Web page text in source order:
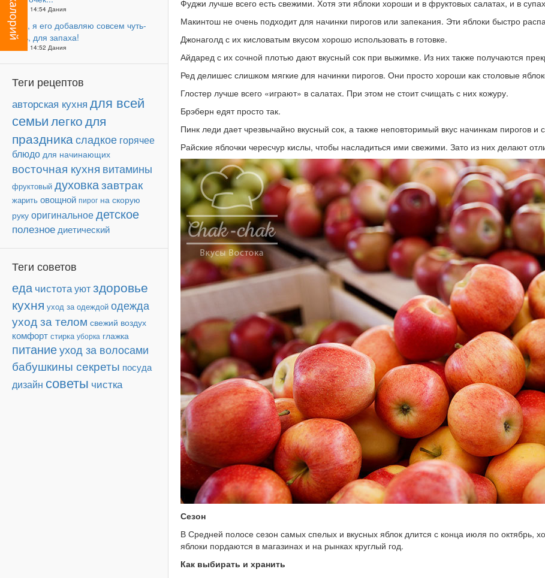
25-09 14:54 Дания
Неа, я его добавляю совсем чуть-
чуть, для запаха!
25-09 14:52 Дания
Теги рецептов
авторская кухня для всей
семьилегкодля
праздникасладкое горячее
блюдо для начинающих
восточная кухня витамины
фруктовый духовказавтрак
жарить овощной пирог на скорую
руку оригинальноедетское
полезное диетический
Теги советов
еда чистотауютздоровье
кухня уход за одеждой одежда
уход за телом свежий воздух
комфорт стирка уборка глажка
питаниеуход за волосами
бабушкины секреты посуда
дизайн советы чистка
Фуджи лучше всего есть свежими. Хотя эти яблоки хороши и в фруктовых салатах, и в
Макинтош не очень подходит для начинки пирогов или запекания. Эти яблоки быстро
Джонаголд с их кисловатым вкусом хорошо использовать в готовке.
Айдаред с их сочной плотью дают вкусный сок при выжимке. Из них также получаются
Ред делишес слишком мягкие для начинки пирогов. Они просто хороши как столовые
Глостер лучше всего «играют» в салатах. При этом не стоит счищать с них кожуру.
Брэберн едят просто так.
Пинк леди дает чрезвычайно вкусный сок, а также неповторимый вкус начинкам пирогов и
Райские яблочки чересчур кислы, чтобы насладиться ими свежими. Зато из них делают
Сезон
В Средней полосе сезон самых спелых и вкусных яблок длится с конца июля по октябрь,
яблоки пордаются в магазинах и на рынках круглый год.
Как выбирать и хранить